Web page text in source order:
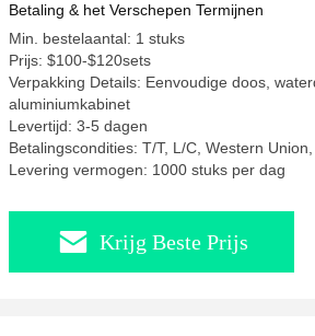
Betaling & het Verschepen Termijnen
Min. bestelaantal: 1 stuks
Prijs: $100-$120sets
Verpakking Details: Eenvoudige doos,
aluminiumkabinet
Levertijd: 3-5 dagen
Betalingscondities: T/T, L/C, Western
Levering vermogen: 1000 stuks per dag
Krijg Beste Prijs